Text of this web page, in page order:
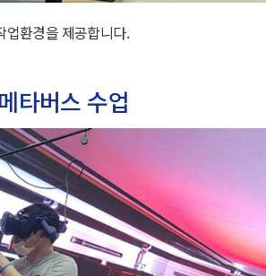
업환경을 제공합니다.
타버스 수업